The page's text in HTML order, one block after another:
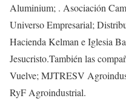
Aluminium; . Asociación
Universo Empresarial;
Hacienda Kelman e Iglesia
Jesucristo.También las
Vuelve; MJTRESV
RyF Agroindustrial.